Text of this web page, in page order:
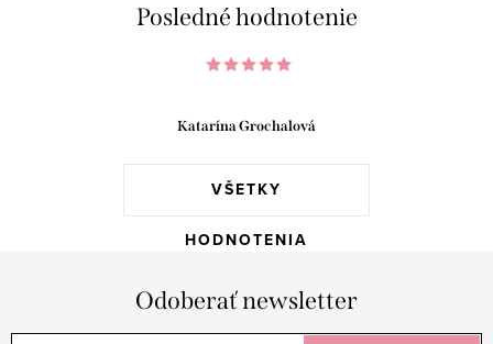
Posledné hodnotenie
VŠETKY
HODNOTENIA
Katarína Grochalová
Odoberať newsletter